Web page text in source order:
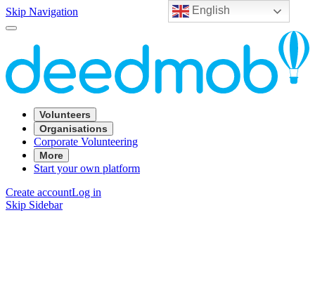
English
Skip Navigation
Volunteers
Organisations
Corporate Volunteering
More
Start your own platform
Create accountLog in
Skip Sidebar